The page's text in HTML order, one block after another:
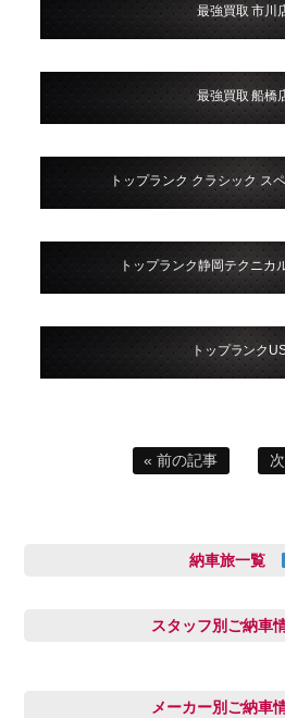
最強買取 市川
最強買取 船橋
トップランク クラシック ス
トップランク静岡テクニカ
トップランク
« 前の記事
納車旅一覧
スタッフ別ご納車
メーカー別ご納車